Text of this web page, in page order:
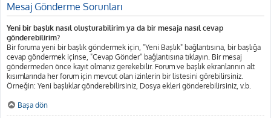
Mesaj Gönderme Sorunları
Yeni bir başlık nasıl oluşturabilirim ya da bir mesaja nasıl cevap
gönderebilirim?
Bir foruma yeni bir başlık göndermek için, "Yeni Başlık" bağlantısına, bir başlığa
cevap göndermek içinse, "Cevap Gönder" bağlantısına tıklayın. Bir mesaj
göndermeden önce kayıt olmanız gerekebilir. Forum ve başlık ekranlarının alt
kısımlarında her forum için mevcut olan izinlerin bir listesini görebilirsiniz.
Örneğin: Yeni başlıklar gönderebilirsiniz, Dosya ekleri gönderebilirsiniz, v.b.
Başa dön